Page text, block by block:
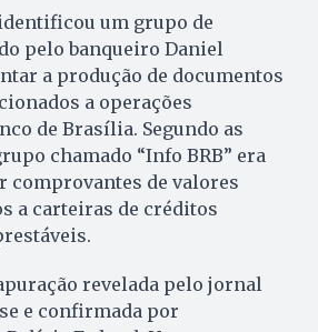
um grupo de
pelo banqueiro Daniel
a produção de documentos
a operações
de Brasília. Segundo as
chamado “Info BRB” era
comprovantes de valores
a carteiras de créditos
revelada pelo jornal
e confirmada por